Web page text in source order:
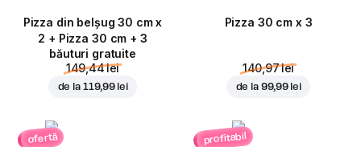
Pizza din belșug 30 cm x
2 + Pizza 30 cm + 3
băuturi gratuite
149,44 lei
de la 119,99 lei
Pizza 30 cm x 3
140,97 lei
de la 99,99 lei
ofertă profitabil